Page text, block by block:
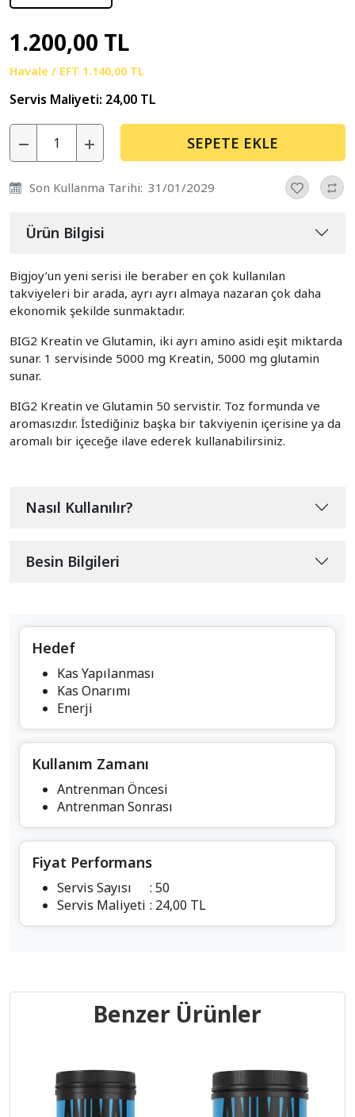
1.200,00 TL
Havale / EFT 1.140,00 TL
Servis Maliyeti: 24,00 TL
SEPETE EKLE
Son Kullanma Tarihi: 31/01/2029
Ürün Bilgisi
Bigjoy’un yeni serisi ile beraber en çok kullanılan
takviyeleri bir arada, ayrı ayrı almaya nazaran çok daha
ekonomik şekilde sunmaktadır.
BIG2 Kreatin ve Glutamin, iki ayrı amino asidi eşit miktarda
sunar. 1 servisinde 5000 mg Kreatin, 5000 mg glutamin
sunar.
BIG2 Kreatin ve Glutamin 50 servistir. Toz formunda ve
aromasızdır. İstediğiniz başka bir takviyenin içerisine ya da
aromalı bir içeceğe ilave ederek kullanabilirsiniz.
Nasıl Kullanılır?
Besin Bilgileri
Hedef
Kas Yapılanması
Kas Onarımı
Enerji
Kullanım Zamanı
Antrenman Öncesi
Antrenman Sonrası
Fiyat Performans
Servis Sayısı
: 50
Servis Maliyeti : 24,00 TL
Benzer Ürünler